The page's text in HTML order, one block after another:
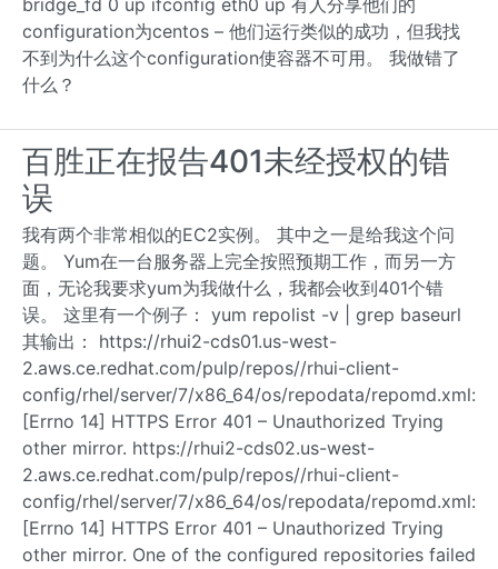
bridge_fd 0 up ifconfig eth0 up 有人分享他们的
configuration为centos – 他们运行类似的成功，但我找
不到为什么这个configuration使容器不可用。 我做错了
什么？
百胜正在报告401未经授权的错
误
我有两个非常相似的EC2实例。 其中之一是给我这个问
题。 Yum在一台服务器上完全按照预期工作，而另一方
面，无论我要求yum为我做什么，我都会收到401个错
误。 这里有一个例子： yum repolist -v | grep baseurl
其输出： https://rhui2-cds01.us-west-
2.aws.ce.redhat.com/pulp/repos//rhui-client-
config/rhel/server/7/x86_64/os/repodata/repomd.xml:
[Errno 14] HTTPS Error 401 – Unauthorized Trying
other mirror. https://rhui2-cds02.us-west-
2.aws.ce.redhat.com/pulp/repos//rhui-client-
config/rhel/server/7/x86_64/os/repodata/repomd.xml:
[Errno 14] HTTPS Error 401 – Unauthorized Trying
other mirror. One of the configured repositories failed